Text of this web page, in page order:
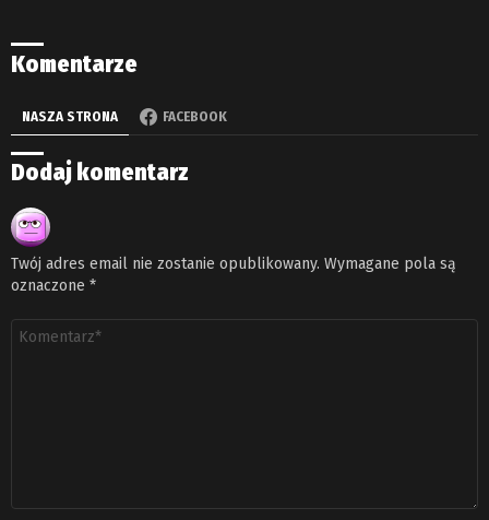
Komentarze
NASZA STRONA FACEBOOK
Dodaj komentarz
Twój adres email nie zostanie opublikowany. Wymagane pola są
oznaczone *